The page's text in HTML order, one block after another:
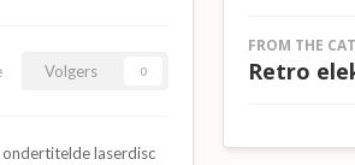
Volgers 0
ondertitelde laserdisc
FROM THE
Retro